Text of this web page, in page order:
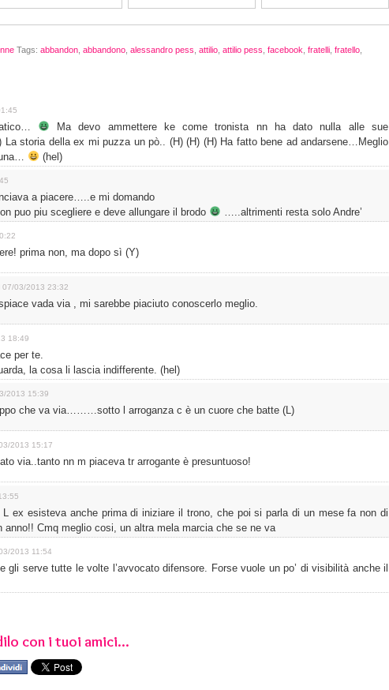
Tags: abbandon abbandono alessandro pess attilio attilio pess facebook fratelli fratello
Ma devo ammettere ke come tronista nn ha dato nulla alle sue
storia della ex mi puzza un pò.. (H) (H) (H) Ha fatto bene ad andarsene…Meglio
(hel)
a piacere…..e mi domando
puo piu scegliere e deve allungare il brodo
…..altrimenti resta solo Andre’
prima non, ma dopo sì (Y)
07/03/2013 23:32
vada via , mi sarebbe piaciuto conoscerlo meglio.
18:49
per te.
la cosa li lascia indifferente. (hel)
2013 15:39
che va via………sotto l arroganza c è un cuore che batte (L)
2013 15:17
via..tanto nn m piaceva tr arrogante è presuntuoso!
ex esisteva anche prima di iniziare il trono, che poi si parla di un mese fa non di
anno!! Cmq meglio cosi, un altra mela marcia che se ne va
2013 11:54
gli serve tutte le volte l’avvocato difensore. Forse vuole un po’ di visibilità anche il
con i tuoi amici...